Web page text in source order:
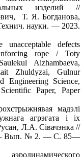
изделий //
Т. Я. Богданова,
науки. — 2023.
defects
rope / Toty
Aizhambaeva,
Zhuldyzai, Gulnur
Engineering Science,
Paper, Paper
мадэлі
агрэгата і іх
Л.А. Сівачэнка //
— Вып. № 2. — С. 85—